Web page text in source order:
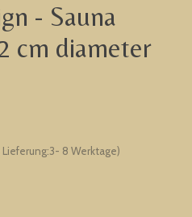
- Sauna
cm diameter
8 Werktage)